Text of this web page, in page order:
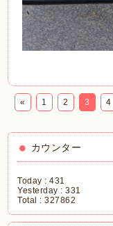
« 1 2 3 4
カウンター
Today :431
Yesterday :331
Total :327862